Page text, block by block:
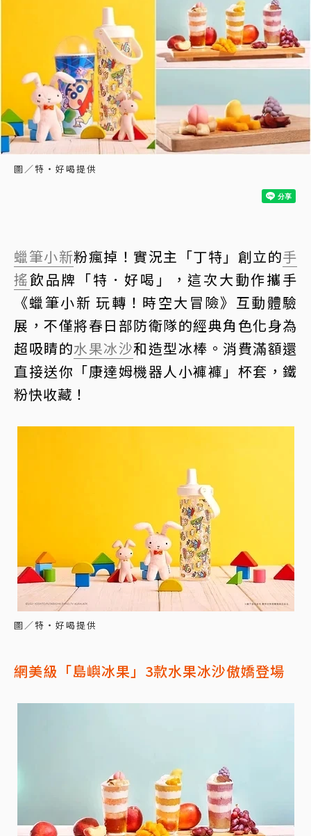
圖／特‧好喝提供
蠟筆小新粉瘋掉！實況主「丁特」創立的手
搖飲品牌「特．好喝」，這次大動作攜手
《蠟筆小新 玩轉！時空大冒險》互動體驗
展，不僅將春日部防衛隊的經典角色化身為
超吸睛的水果冰沙和造型冰棒。消費滿額還
直接送你「康達姆機器人小褲褲」杯套，鐵
粉快收藏！
圖／特‧好喝提供
網美級「島嶼冰果」3款水果冰沙傲嬌登場